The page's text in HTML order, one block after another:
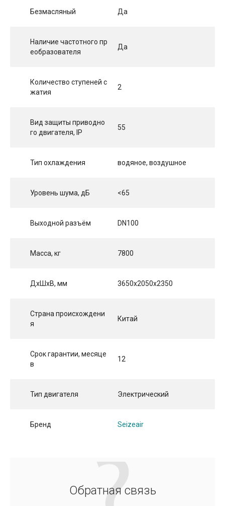
Безмасляный Да
Наличие частотного пр
еобразователя
Да
Количество ступеней с
жатия
2
Вид защиты приводно
го двигателя, IP
55
Тип охлаждения водяное, воздушное
Уровень шума, дБ <65
Выходной разъём DN100
Масса, кг 7800
ДхШхВ, мм 3650x2050x2350
Страна происхождени
я
Китай
Срок гарантии, месяце
в
12
Тип двигателя Электрический
Бренд Seizeair
Обратная связь